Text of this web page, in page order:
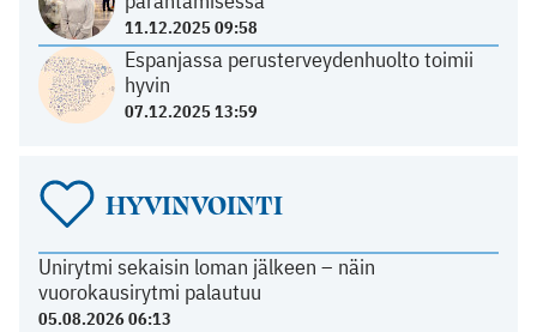
11.12.2025 09:58
Espanjassa perusterveydenhuolto toimii
hyvin
07.12.2025 13:59
HYVINVOINTI
Unirytmi sekaisin loman jälkeen – näin
vuorokausirytmi palautuu
05.08.2026 06:13